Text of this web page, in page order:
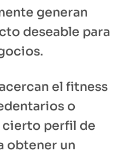
generan
deseable para
el fitness
o
cierto perfil de
obtener un